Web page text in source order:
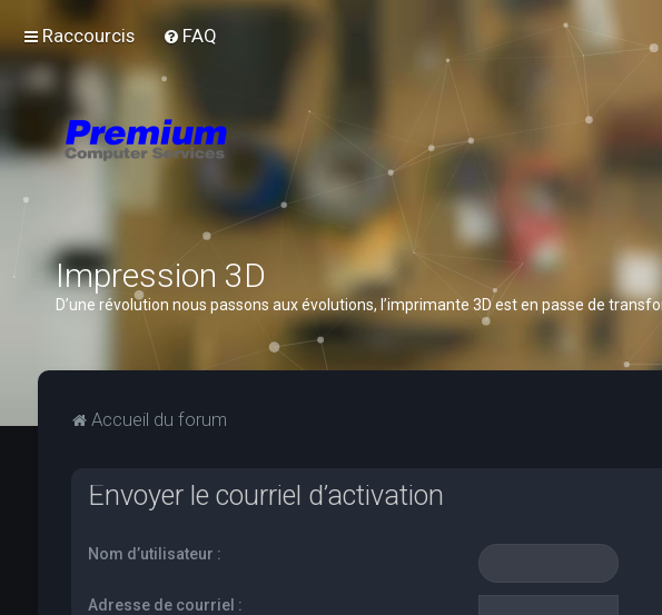
Raccourcis FAQ
Impression 3D
D’une révolution nous passons aux évolutions, l’imprimante 3D est en passe de
Accueil du forum
Envoyer le courriel d’activation
Nom d’utilisateur :
Adresse de courriel :